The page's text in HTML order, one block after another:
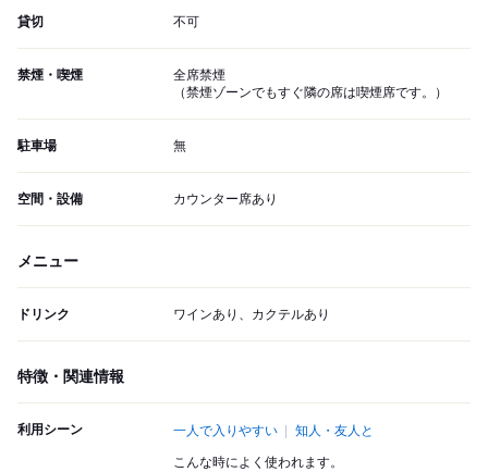
貸切 不可
禁煙・喫煙
全席禁煙
（禁煙ゾーンでもすぐ隣の席は喫煙席です。）
駐車場 無
空間・設備 カウンター席あり
メニュー
ドリンク ワインあり、カクテルあり
特徴・関連情報
利用シーン 一人で入りやすい 知人・友人と
こんな時によく使われます。